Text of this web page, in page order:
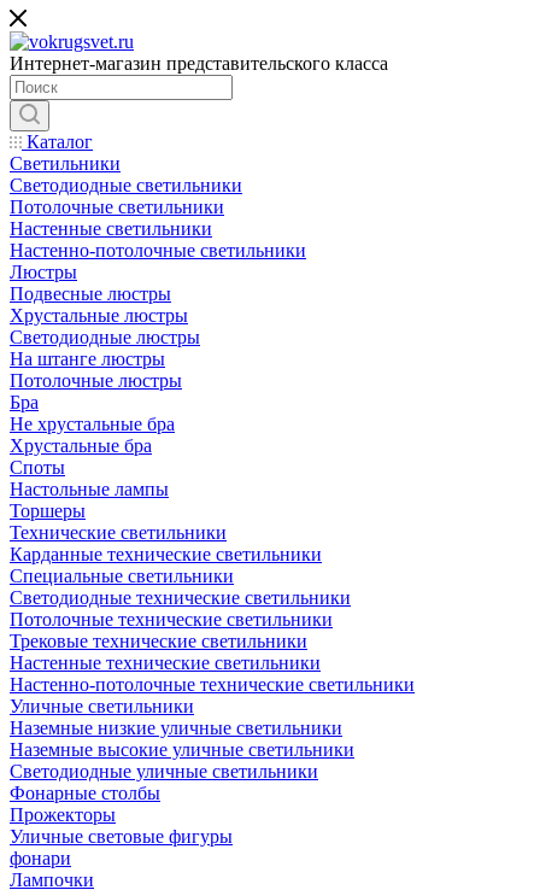
Интернет-магазин представительского класса
Каталог
Светильники
Светодиодные светильники
Потолочные светильники
Настенные светильники
Настенно-потолочные светильники
Люстры
Подвесные люстры
Хрустальные люстры
Светодиодные люстры
На штанге люстры
Потолочные люстры
Бра
Не хрустальные бра
Хрустальные бра
Споты
Настольные лампы
Торшеры
Технические светильники
Карданные технические светильники
Специальные светильники
Светодиодные технические светильники
Потолочные технические светильники
Трековые технические светильники
Настенные технические светильники
Настенно-потолочные технические светильники
Уличные светильники
Наземные низкие уличные светильники
Наземные высокие уличные светильники
Светодиодные уличные светильники
Фонарные столбы
Прожекторы
Уличные световые фигуры
фонари
Лампочки